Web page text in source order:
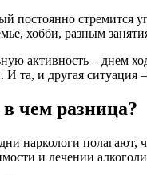
стремится
хобби, разным
активность – днем
та, и другая
чем разница?
наркологи
и лечении